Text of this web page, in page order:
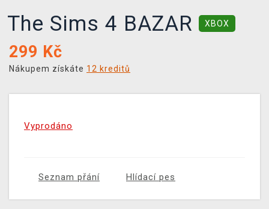
The Sims 4 BAZAR XBOX
299 Kč
Nákupem získáte 12 kreditů
Vyprodáno
Seznam přání Hlídací pes